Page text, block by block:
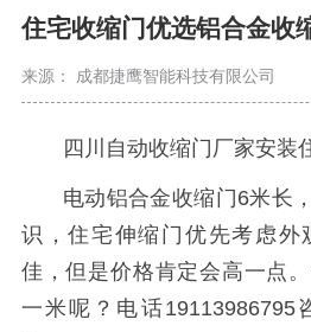
学校
医院
住宅收缩门优选铝合金收
来源： 成都捷鹰智能科技有限公司
四川自动收缩门厂家安装
电动铝合金收缩门 6米长
识，住宅伸缩门优先考虑外
佳，但是价格肯定会高一点
一米呢？电话19113986795